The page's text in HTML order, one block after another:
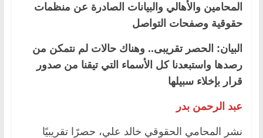
المحامين والأهالي والبيانات الصادرة عن منظمات
حقوقية وصفحات التواصل
البيان: الحصر تقريبى.. وهناك حالات لم نتمكن من
رصدها واستبعدنا كل الأسماء التي تيقنا من صدور
قرار بإخلاء سبيلها
عبد الرحمن بدر
نشر المحامي الحقوقي خالد علي، حصرًا تقريبيًا